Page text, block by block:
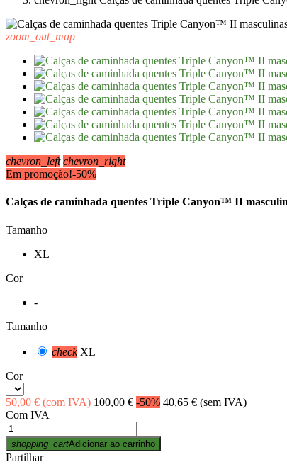
zoom_out_map
chevron_left chevron_right
Em promoção!-50%
Calças de caminhada quentes Triple Canyon™ II
Tamanho
XL
Cor
-
Tamanho
check XL
Cor
50,00 € (com IVA) 100,00 € -50% 40,65 € (sem IVA)
Com IVA
shopping_cartAdicionar ao carrinho
Partilhar